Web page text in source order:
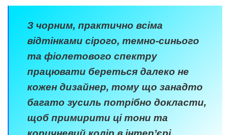
З чорним, практично всіма
відтінками сірого, темно-синього
та фіолетового спектру
працювати береться далеко не
кожен дизайнер, тому що занадто
багато зусиль потрібно докласти,
щоб примирити ці тони та